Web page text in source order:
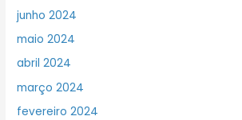
junho 2024
maio 2024
abril 2024
março 2024
fevereiro 2024